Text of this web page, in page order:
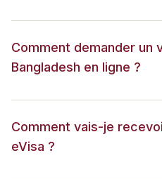
Comment demander un
Bangladesh en ligne ?
Comment vais-je
eVisa ?